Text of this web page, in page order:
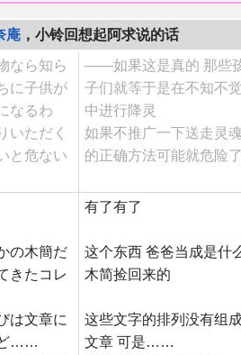
庵，小铃回想起阿求说的话
なら知ら
に子供が
なるわ
いただく
と危ない
——如果这是真的 那些
子们就等于是在不知不
中进行降灵
如果不推广一下送走灵
的正确方法可能就危险
の木簡だ
きたコレ
は文章に
ど……
有了有了
这个东西 爸爸当成是什
木简捡回来的
这些文字的排列没有组
文章 可是……